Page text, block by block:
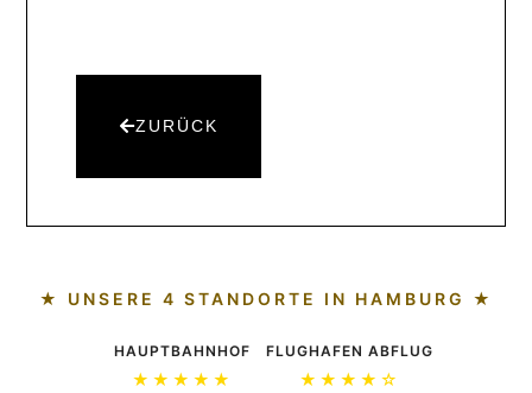
ZURÜCK
★ UNSERE 4 STANDORTE IN HAMBURG ★
HAUPTBAHNHOF
★★★★★
FLUGHAFEN ABFLUG
★★★★☆